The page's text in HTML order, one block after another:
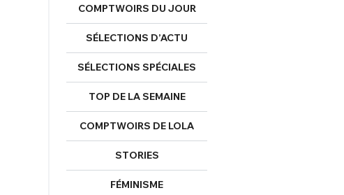
COMPTWOIRS DU JOUR
SÉLECTIONS D’ACTU
SÉLECTIONS SPÉCIALES
TOP DE LA SEMAINE
COMPTWOIRS DE LOLA
STORIES
FÉMINISME